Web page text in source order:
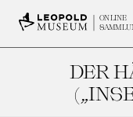
ONLINE
DER